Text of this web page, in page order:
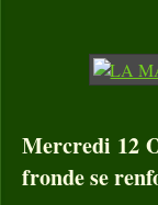
Mercredi 12
fronde se